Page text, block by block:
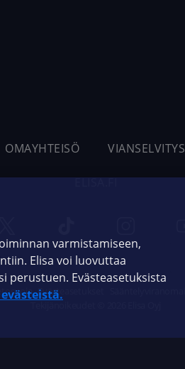
OMAYHTEISÖ VIANSELVITYS
Evästeasetukset
varmistamiseen,
Elisa voi luovuttaa
perustuen. Evästeasetuksista